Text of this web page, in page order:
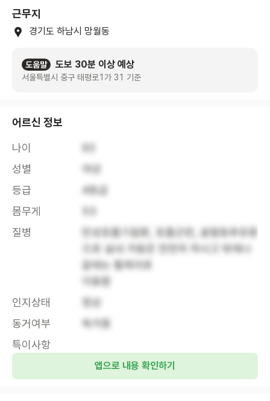
근무지
경기도 하남시 망월동
도움말 도보 30분 이상 예상
서울특별시 중구 태평로1가 31 기준
어르신 정보
나이
92
성별
여성
등급
4등급
몸무게
질병
만성호흡기질환, 호흡곤란, 골절등후유증
으로 실내 거동은 천천히 하시고 밖에나
갈때는 휠체어로
이동함
인지상태
정상
동거여부
독거중
특이사항
앱으로 내용 확인하기